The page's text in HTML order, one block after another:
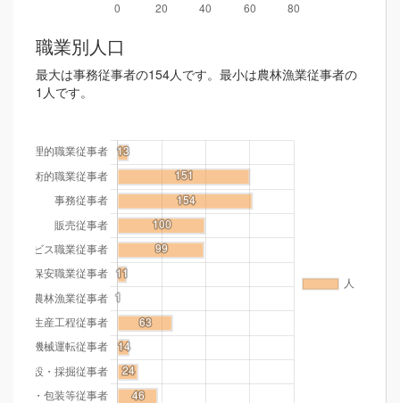
職業別人口
最大は事務従事者の154人です。最小は農林漁業従事者の
1人です。